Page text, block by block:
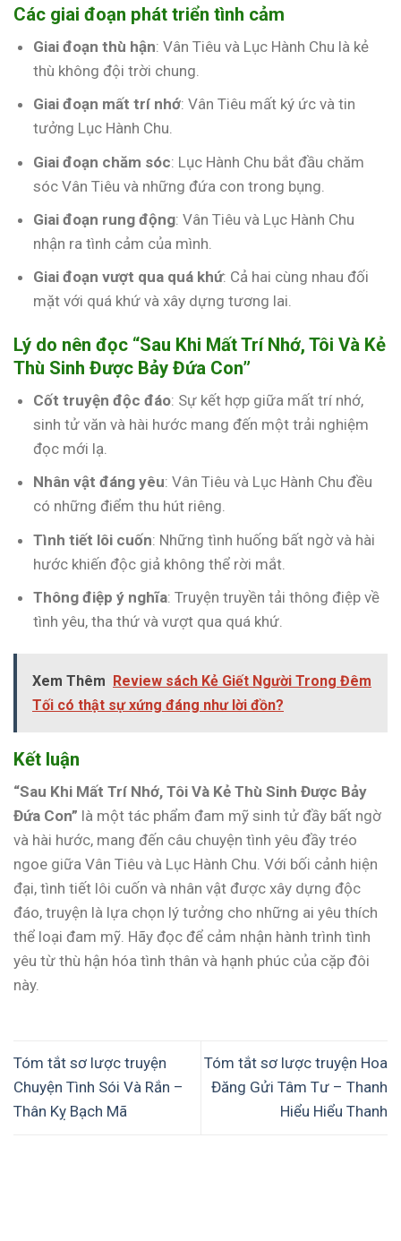
Các giai đoạn phát triển tình cảm
Giai đoạn thù hận: Vân Tiêu và Lục Hành Chu là kẻ
thù không đội trời chung.
Giai đoạn mất trí nhớ: Vân Tiêu mất ký ức và tin
tưởng Lục Hành Chu.
Giai đoạn chăm sóc: Lục Hành Chu bắt đầu chăm
sóc Vân Tiêu và những đứa con trong bụng.
Giai đoạn rung động: Vân Tiêu và Lục Hành Chu
nhận ra tình cảm của mình.
Giai đoạn vượt qua quá khứ: Cả hai cùng nhau đối
mặt với quá khứ và xây dựng tương lai.
Lý do nên đọc “Sau Khi Mất Trí Nhớ, Tôi Và Kẻ
Thù Sinh Được Bảy Đứa Con”
Cốt truyện độc đáo: Sự kết hợp giữa mất trí nhớ,
sinh tử văn và hài hước mang đến một trải nghiệm
đọc mới lạ.
Nhân vật đáng yêu: Vân Tiêu và Lục Hành Chu đều
có những điểm thu hút riêng.
Tình tiết lôi cuốn: Những tình huống bất ngờ và hài
hước khiến độc giả không thể rời mắt.
Thông điệp ý nghĩa: Truyện truyền tải thông điệp về
tình yêu, tha thứ và vượt qua quá khứ.
Xem Thêm Review sách Kẻ Giết Người Trong Đêm
Tối có thật sự xứng đáng như lời đồn?
Kết luận
“Sau Khi Mất Trí Nhớ, Tôi Và Kẻ Thù Sinh Được Bảy
Đứa Con” là một tác phẩm đam mỹ sinh tử đầy bất ngờ
và hài hước, mang đến câu chuyện tình yêu đầy tréo
ngoe giữa Vân Tiêu và Lục Hành Chu. Với bối cảnh hiện
đại, tình tiết lôi cuốn và nhân vật được xây dựng độc
đáo, truyện là lựa chọn lý tưởng cho những ai yêu thích
thể loại đam mỹ. Hãy đọc để cảm nhận hành trình tình
yêu từ thù hận hóa tình thân và hạnh phúc của cặp đôi
này.
Tóm tắt sơ lược truyện
Chuyện Tình Sói Và Rắn –
Thân Kỵ Bạch Mã
Tóm tắt sơ lược truyện Hoa
Đăng Gửi Tâm Tư – Thanh
Hiểu Hiểu Thanh